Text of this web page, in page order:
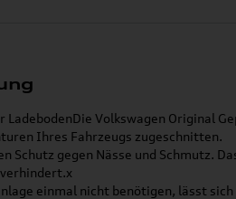
LadebodenDie Volkswagen Original
Ihres Fahrzeugs zugeschnitten.
Schutz gegen Nässe und Schmutz.
einmal nicht benötigen, lässt